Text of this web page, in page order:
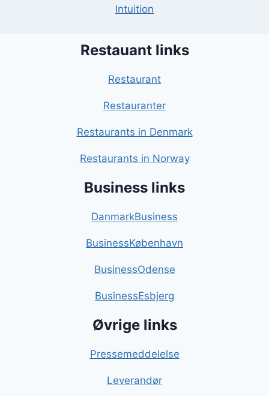
Intuition
Restauant links
Restaurant
Restauranter
Restaurants in Denmark
Restaurants in Norway
Business links
DanmarkBusiness
BusinessKøbenhavn
BusinessOdense
BusinessEsbjerg
Øvrige links
Pressemeddelelse
Leverandør